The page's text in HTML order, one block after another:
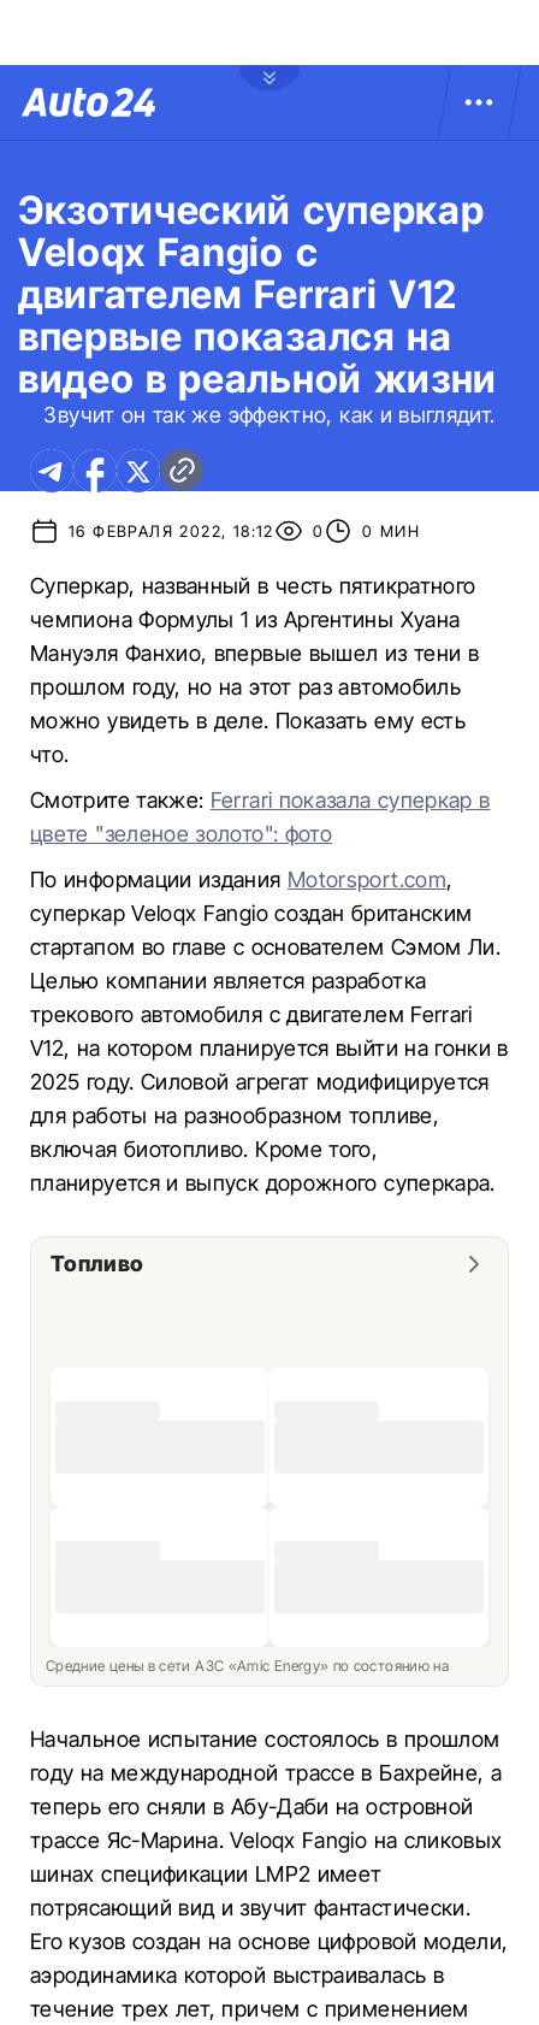
Экзотический суперкар
Veloqx Fangio с
двигателем Ferrari V12
впервые показался на
видео в реальной жизни
Звучит он так же эффектно, как и выглядит.
16 ФЕВРАЛЯ 2022, 18:12 0 0 МИН
Суперкар, названный в честь пятикратного
чемпиона Формулы 1 из Аргентины Хуана
Мануэля Фанхио, впервые вышел из тени в
прошлом году, но на этот раз автомобиль
можно увидеть в деле. Показать ему есть
что.
Смотрите также: Ferrari показала суперкар в
цвете "зеленое золото": фото
По информации издания Motorsport.com,
суперкар Veloqx Fangio создан британским
стартапом во главе с основателем Сэмом Ли.
Целью компании является разработка
трекового автомобиля с двигателем Ferrari
V12, на котором планируется выйти на гонки в
2025 году. Силовой агрегат модифицируется
для работы на разнообразном топливе,
включая биотопливо. Кроме того,
планируется и выпуск дорожного суперкара.
Топливо
Средние цены в сети АЗС «Amic Energy» по состоянию на
Начальное испытание состоялось в прошлом
году на международной трассе в Бахрейне, а
теперь его сняли в Абу-Даби на островной
трассе Яс-Марина. Veloqx Fangio на сликовых
шинах спецификации LMP2 имеет
потрясающий вид и звучит фантастически.
Его кузов создан на основе цифровой модели,
аэродинамика которой выстраивалась в
течение трех лет, причем с применением